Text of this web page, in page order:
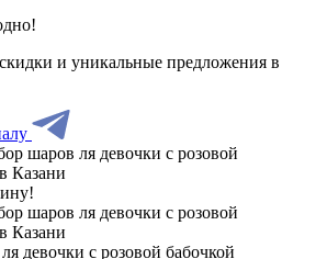
и уникальные предложения в
девочки с розовой бабочкой